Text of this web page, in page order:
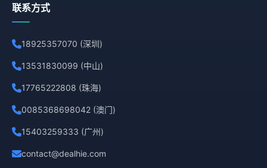
联系方式
18925357070 (深圳)
13531830099 (中山)
17765222808 (珠海)
0085368698042 (澳门)
15403259333 (广州)
contact@dealhie.com